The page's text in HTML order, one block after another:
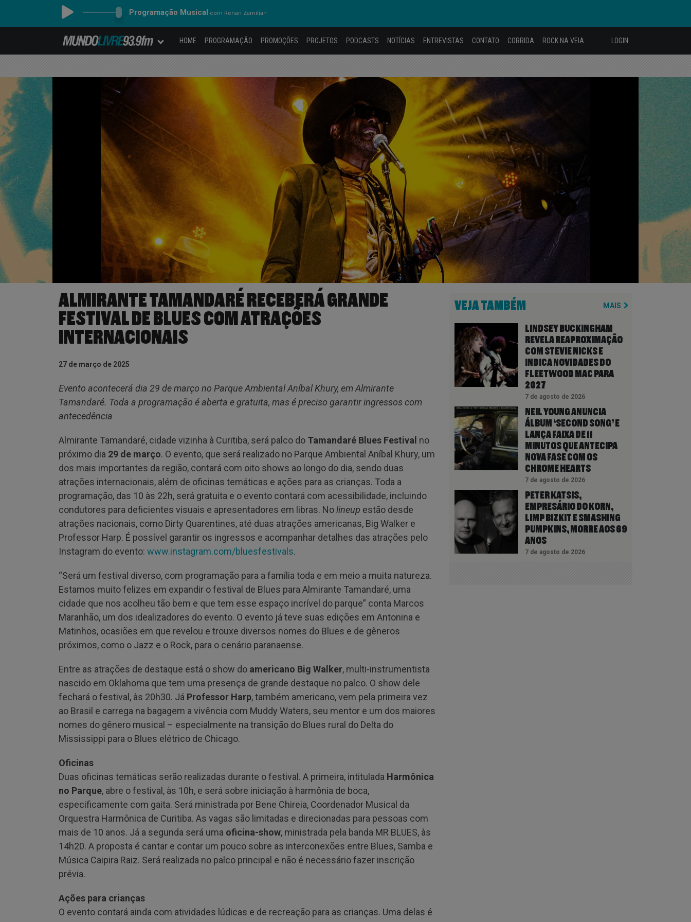
Programação Musical com Renan Zamilian
HOME PROGRAMAÇÃO PROMOÇÕES PROJETOS PODCASTS NOTÍCIAS ENTREVISTAS CONTATO CORRIDA ROCK NA VEIA LOGIN
ALMIRANTE TAMANDARÉ RECEBERÁ GRANDE
FESTIVAL DE BLUES COM ATRAÇÕES
INTERNACIONAIS
27 de março de 2025
Evento acontecerá dia 29 de março no Parque Ambiental Aníbal Khury, em Almirante
Tamandaré. Toda a programação é aberta e gratuita, mas é preciso garantir ingressos com
antecedência
Almirante Tamandaré, cidade vizinha à Curitiba, será palco do Tamandaré Blues Festival no
próximo dia 29 de março. O evento, que será realizado no Parque Ambiental Aníbal Khury, um
dos mais importantes da região, contará com oito shows ao longo do dia, sendo duas
atrações internacionais, além de oficinas temáticas e ações para as crianças. Toda a
programação, das 10 às 22h, será gratuita e o evento contará com acessibilidade, incluindo
condutores para deficientes visuais e apresentadores em libras. Nolineup estão desde
atrações nacionais, como Dirty Quarentines, até duas atrações americanas, Big Walker e
Professor Harp. É possível garantir os ingressos e acompanhar detalhes das atrações pelo
Instagram do evento: www.instagram.com/bluesfestivals.
“Será um festival diverso, com programação para a família toda e em meio a muita natureza.
Estamos muito felizes em expandir o festival de Blues para Almirante Tamandaré, uma
cidade que nos acolheu tão bem e que tem esse espaço incrível do parque” conta Marcos
Maranhão, um dos idealizadores do evento. O evento já teve suas edições em Antonina e
Matinhos, ocasiões em que revelou e trouxe diversos nomes do Blues e de gêneros
próximos, como o Jazz e o Rock, para o cenário paranaense.
Entre as atrações de destaque está o show do americano Big Walker, multi-instrumentista
nascido em Oklahoma que tem uma presença de grande destaque no palco. O show dele
fechará o festival, às 20h30. Já Professor Harp, também americano, vem pela primeira vez
ao Brasil e carrega na bagagem a vivência com Muddy Waters, seu mentor e um dos maiores
nomes do gênero musical – especialmente na transição do Blues rural do Delta do
Mississippi para o Blues elétrico de Chicago.
Oficinas
Duas oficinas temáticas serão realizadas durante o festival. A primeira, intitulada Harmônica
no Parque, abre o festival, às 10h, e será sobre iniciação à harmônia de boca,
especificamente com gaita. Será ministrada por Bene Chireia, Coordenador Musical da
Orquestra Harmônica de Curitiba. As vagas são limitadas e direcionadas para pessoas com
mais de 10 anos. Já a segunda será uma oficina-show, ministrada pela banda MR BLUES, às
14h20. A proposta é cantar e contar um pouco sobre as interconexões entre Blues, Samba e
Música Caipira Raiz. Será realizada no palco principal e não é necessário fazer inscrição
prévia.
Ações para crianças
O evento contará ainda com atividades lúdicas e de recreação para as crianças. Uma delas é
VEJA TAMBÉM MAIS
LINDSEY BUCKINGHAM
REVELA REAPROXIMAÇÃO
COM STEVIE NICKS E
INDICA NOVIDADES DO
FLEETWOOD MAC PARA
2027
7 de agosto de 2026
NEIL YOUNG ANUNCIA
ÁLBUM ‘SECOND SONG’ E
LANÇA FAIXA DE 11
MINUTOS QUE ANTECIPA
NOVA FASE COM OS
CHROME HEARTS
7 de agosto de 2026
PETER KATSIS,
EMPRESÁRIO DO KORN,
LIMP BIZKIT E SMASHING
PUMPKINS, MORRE AOS 69
ANOS
7 de agosto de 2026